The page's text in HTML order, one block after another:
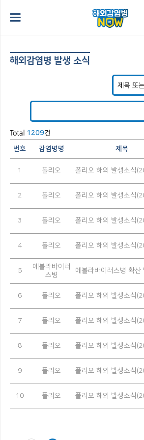
해외감염병 발생 소식
Total 1209건
번호 감염병명 제목
1 폴리오
2 폴리오
3 폴리오
4 폴리오
5
에볼라바이러
스병
6 폴리오
7 폴리오
8 폴리오
9 폴리오
10 폴리오